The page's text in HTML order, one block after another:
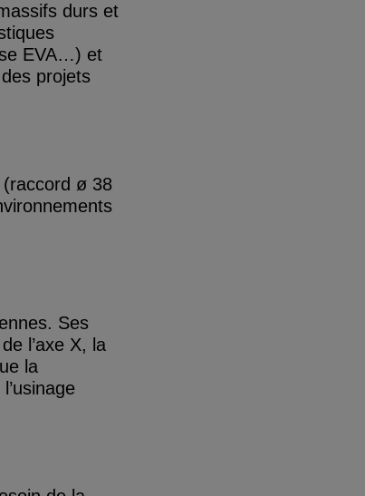
durs et
EVA…) et
projets
ø 38
Ses
l’axe X, la
la